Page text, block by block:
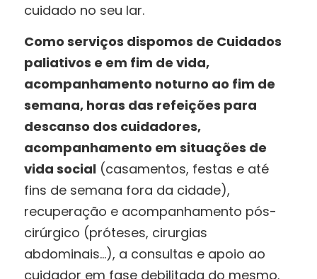
cuidado no seu lar.
Como serviços dispomos de Cuidados
paliativos e em fim de vida,
acompanhamento noturno ao fim de
semana, horas das refeições para
descanso dos cuidadores,
acompanhamento em situações de
vida social (casamentos, festas e até
fins de semana fora da cidade),
recuperação e acompanhamento pós-
cirúrgico (próteses, cirurgias
abdominais…), a consultas e apoio ao
cuidador em fase debilitada do mesmo.